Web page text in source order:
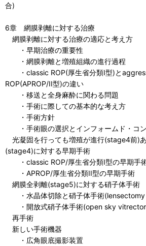
合)
6章 網膜剥離に対する治療
網膜剥離に対する治療の適応と考え方
・早期治療の重要性
・網膜剥離と増殖組織の進行過程
・classic ROP(厚生省分類I型)と
ROP(APROP/II型)の違い
・移送と全身麻酔に関わる問題
・手術に際しての基本的な考え方
・手術方針
・手術眼の選択とインフォームド・コ
光凝固を行っても増殖が進行(stage4前)
(stage4)に対する早期手術
・classic ROP/厚生省分類I型の早期手
・APROP/厚生省分類II型の早期手術
網膜全剥離(stage5)に対する硝子体手術
・水晶体切除と硝子体手術
・開放式硝子体手術(open sky
再手術
新しい手術機器
・広角眼底撮影装置